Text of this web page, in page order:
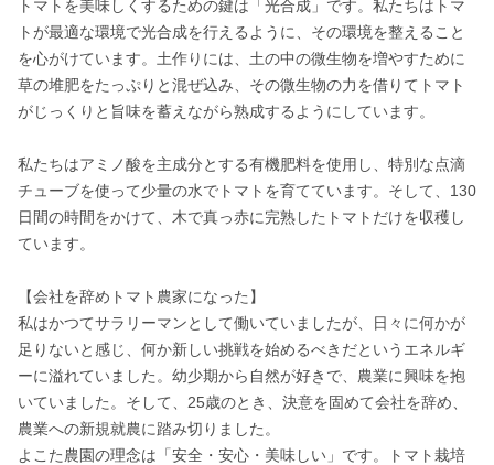
トマトを美味しくするための鍵は「光合成」です。私たちはトマ
トが最適な環境で光合成を行えるように、その環境を整えること
を心がけています。土作りには、土の中の微生物を増やすために
草の堆肥をたっぷりと混ぜ込み、その微生物の力を借りてトマト
がじっくりと旨味を蓄えながら熟成するようにしています。
私たちはアミノ酸を主成分とする有機肥料を使用し、特別な点滴
チューブを使って少量の水でトマトを育てています。そして、130
日間の時間をかけて、木で真っ赤に完熟したトマトだけを収穫し
ています。
【会社を辞めトマト農家になった】
私はかつてサラリーマンとして働いていましたが、日々に何かが
足りないと感じ、何か新しい挑戦を始めるべきだというエネルギ
ーに溢れていました。幼少期から自然が好きで、農業に興味を抱
いていました。そして、25歳のとき、決意を固めて会社を辞め、
農業への新規就農に踏み切りました。
よこた農園の理念は「安全・安心・美味しい」です。トマト栽培